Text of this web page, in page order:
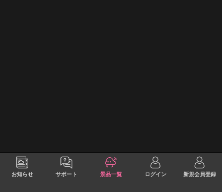
お知らせ サポート 景品一覧 ログイン 新規会員登録